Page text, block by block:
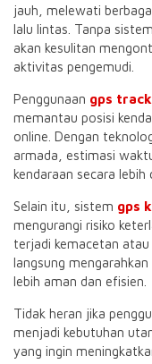
jauh, melewati
lalu lintas. Tanpa
akan kesulitan
aktivitas pengemudi.
Penggunaan gps
memantau posisi
online. Dengan
armada, estimasi
kendaraan secara lebih
Selain itu, sistem gps
mengurangi risiko
terjadi kemacetan
langsung
lebih aman dan efisien.
Tidak heran jika
menjadi kebutuhan
yang ingin